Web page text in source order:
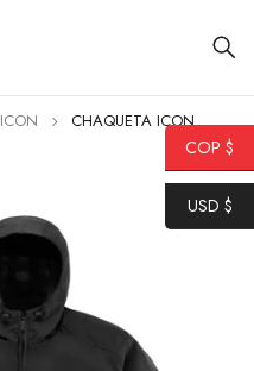
ICON
CHAQUETA ICON
COP $
USD $